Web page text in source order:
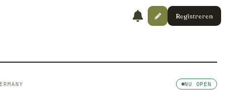
Registreren
NU OPEN